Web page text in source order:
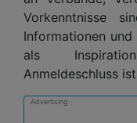
Vorkenntnisse
Informationen
als
Anmeldeschluss
Advertising